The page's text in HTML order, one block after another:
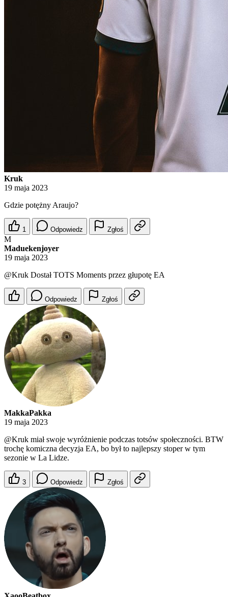
Kruk
19 maja 2023
Gdzie potężny Araujo?
1 Odpowiedz Zgłoś
M
Maduekenjoyer
19 maja 2023
@Kruk Dostał TOTS Moments przez głupotę EA
Odpowiedz Zgłoś
MakkaPakka
19 maja 2023
@Kruk miał swoje wyróżnienie podczas totsów społeczności. BTW
trochę komiczna decyzja EA, bo był to najlepszy stoper w tym
sezonie w La Lidze.
3 Odpowiedz Zgłoś